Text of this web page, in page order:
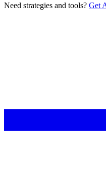
Need strategies and tools? Get